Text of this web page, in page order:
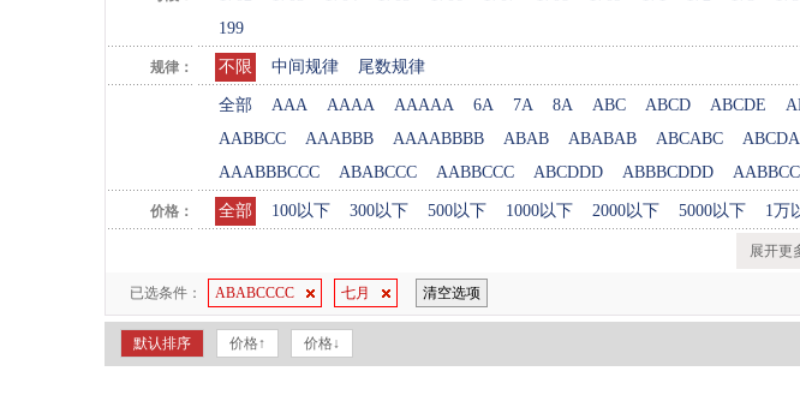
199
规律： 不限 中间规律 尾数规律
全部 AAA AAAA AAAAA 6A 7A 8A ABC ABCD ABCDE
AABBCC
AAABBB AAAABBBB ABAB ABABAB ABCABC
AAABBBCCC
ABABCCC AABBCCC ABCDDD ABBBCDDD
价格： 全部 100以下 300以下 500以下 1000以下 2000以下 5000以下 1万
展开更
已选条件： ABABCCCC 七月 清空选项
默认排序 价格↑ 价格↓